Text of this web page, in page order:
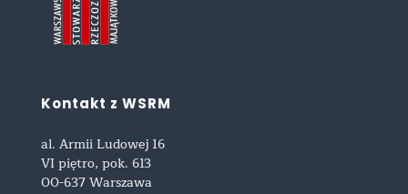
Kontakt z WSRM
al. Armii Ludowej 16
VI piętro, pok. 613
00-637 Warszawa